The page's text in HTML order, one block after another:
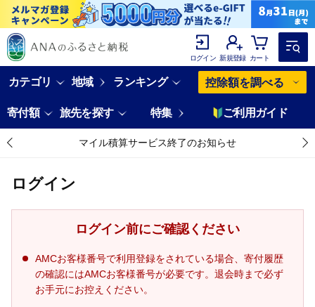
ログイン 新規登録 カート
カテゴリ 地域 ランキング 控除額を調べる
寄付額 旅先を探す 特集 ご利用ガイド
マイル積算サービス終了のお知らせ
ログイン
ログイン前にご確認ください
AMCお客様番号で利用登録をされている場合、寄付履歴
の確認にはAMCお客様番号が必要です。退会時まで必ず
お手元にお控えください。